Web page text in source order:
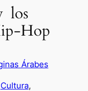
los
Hop
Árabes
Cultura